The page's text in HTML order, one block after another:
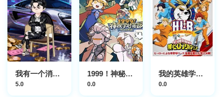
楠见尚己,上田耀
司,福沙奈恵,小
岩井小鸟,平田广
明,田中敦子
我有一个消费返现系统第一季
5.0
1999！神秘学对策部英语
0.0
我的英雄学院特别篇
0.0